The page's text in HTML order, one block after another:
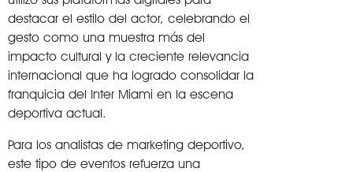
destacar el estilo del actor, celebrando el
gesto como una muestra más del
impacto cultural y la creciente relevancia
internacional que ha logrado consolidar la
franquicia del Inter Miami en la escena
deportiva actual.
Para los analistas de marketing deportivo,
este tipo de eventos refuerza una